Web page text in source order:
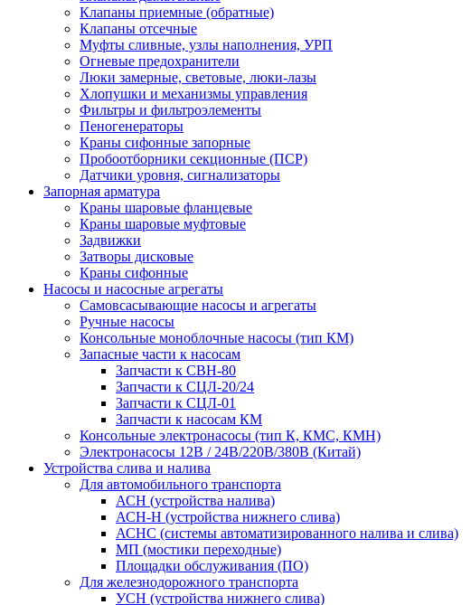
Клапаны приемные (обратные)
Клапаны отсечные
Муфты сливные, узлы наполнения, УРП
Огневые предохранители
Люки замерные, световые, люки-лазы
Хлопушки и механизмы управления
Фильтры и фильтроэлементы
Пеногенераторы
Краны сифонные запорные
Пробоотборники секционные (ПСР)
Датчики уровня, сигнализаторы
Запорная арматура
Краны шаровые фланцевые
Краны шаровые муфтовые
Задвижки
Затворы дисковые
Краны сифонные
Насосы и насосные агрегаты
Самовсасывающие насосы и агрегаты
Ручные насосы
Консольные моноблочные насосы (тип КМ)
Запасные части к насосам
Запчасти к СВН-80
Запчасти к СЦЛ-20/24
Запчасти к СЦЛ-01
Запчасти к насосам КМ
Консольные электронасосы (тип К, КМС, КМН)
Электронасосы 12В / 24В/220В/380B (Китай)
Устройства слива и налива
Для автомобильного транспорта
АСН (устройства налива)
АСН-Н (устройства нижнего слива)
АСНС (системы автоматизированного налива и слива)
МП (мостики переходные)
Площадки обслуживания (ПО)
Для железнодорожного транспорта
УСН (устройства нижнего слива)